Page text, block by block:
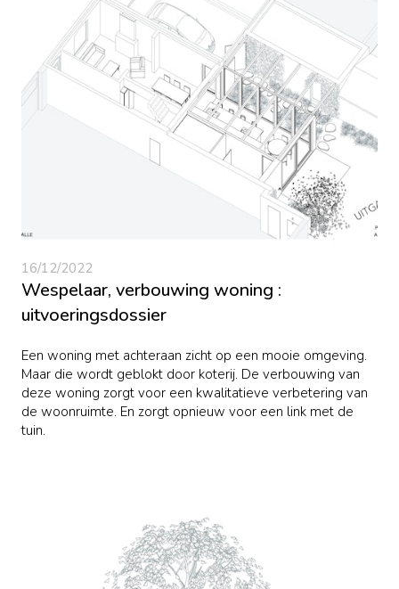
16/12/2022
Wespelaar, verbouwing woning :
uitvoeringsdossier
Een woning met achteraan zicht op een mooie omgeving.
Maar die wordt geblokt door koterij. De verbouwing van
deze woning zorgt voor een kwalitatieve verbetering van
de woonruimte. En zorgt opnieuw voor een link met de
tuin.